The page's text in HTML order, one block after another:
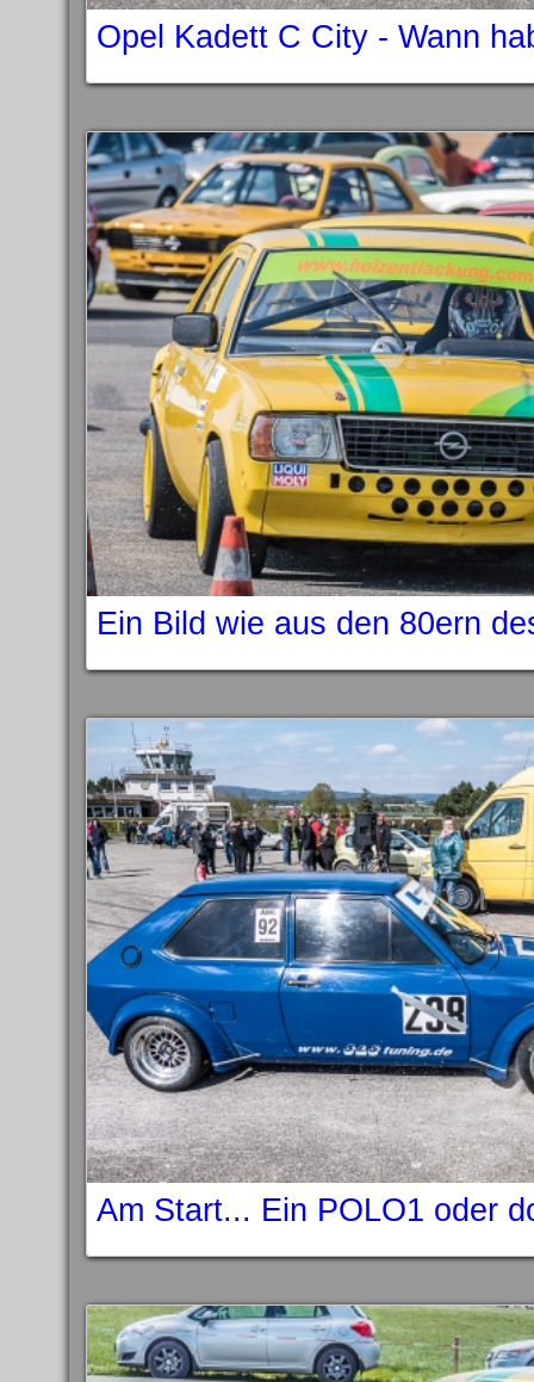
Opel Kadett C City - Wann
Ein Bild wie aus den 80ern
Am Start... Ein POLO1 oder